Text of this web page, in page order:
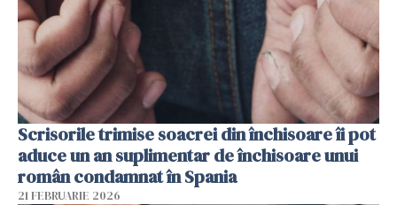
Scrisorile trimise soacrei din închisoare îi pot
aduce un an suplimentar de închisoare unui
român condamnat în Spania
21 FEBRUARIE 2026